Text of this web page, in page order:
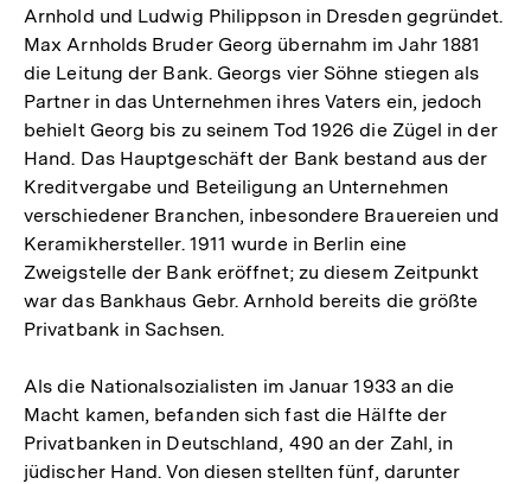
Arnhold und Ludwig Philippson in Dresden gegründet.
Max Arnholds Bruder Georg übernahm im Jahr 1881
die Leitung der Bank. Georgs vier Söhne stiegen als
Partner in das Unternehmen ihres Vaters ein, jedoch
behielt Georg bis zu seinem Tod 1926 die Zügel in der
Hand. Das Hauptgeschäft der Bank bestand aus der
Kreditvergabe und Beteiligung an Unternehmen
verschiedener Branchen, inbesondere Brauereien und
Keramikhersteller. 1911 wurde in Berlin eine
Zweigstelle der Bank eröffnet; zu diesem Zeitpunkt
war das Bankhaus Gebr. Arnhold bereits die größte
Privatbank in Sachsen.
Als die Nationalsozialisten im Januar 1933 an die
Macht kamen, befanden sich fast die Hälfte der
Privatbanken in Deutschland, 490 an der Zahl, in
jüdischer Hand. Von diesen stellten fünf, darunter